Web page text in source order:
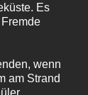
Es
wenn
am Strand